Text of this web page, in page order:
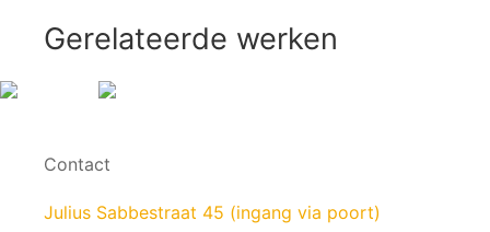
Gerelateerde werken
Contact
Julius Sabbestraat 45 (ingang via poort)